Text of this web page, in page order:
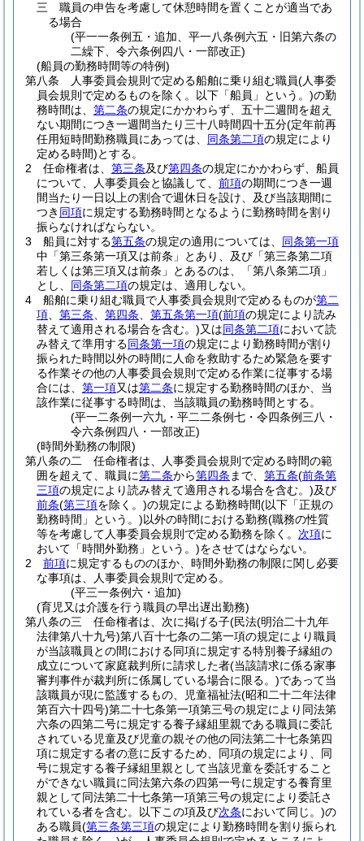
三
職員の申告を考慮して休憩時間を置くことが適当であ
る場合
(平一一条例五・追加、平一八条例六五・旧第六条の
二繰下、令六条例四八・一部改正)
(船員の勤務時間等の特例)
第八条
人事委員会規則で定める船舶に乗り組む職員(人事委
員会規則で定めるものを除く。以下「船員」という。)の勤
務時間は、 第二条の規定にかかわらず、五十二週間を超え
ない期間につき一週間当たり三十八時間四十五分(定年前再
任用短時間勤務職員にあっては、 同条第二項の規定により
定める時間)とする。
2
任命権者は、 第三条及び第四条の規定にかかわらず、船員
について、人事委員会と協議して、 前項の期間につき一週
間当たり一日以上の割合で週休日を設け、及び当該期間に
つき 同項に規定する勤務時間となるように勤務時間を割り
振らなければならない。
3
船員に対する第五条の規定の適用については、 同条第一項
中「第三条第一項又は前条」とあり、及び「第三条第二項
若しくは第三項又は前条」とあるのは、「第八条第二項」
とし、 同条第二項の規定は、適用しない。
4
船舶に乗り組む職員で人事委員会規則で定めるものが第二
項
第三条 第四条 第五条第一項(前項の規定により読み
替えて適用される場合を含む。)又は同条第二項において読
み替えて準用する同条第一項の規定により勤務時間が割り
振られた時間以外の時間に人命を救助するため緊急を要す
る作業その他の人事委員会規則で定める作業に従事する場
合には、 第一項又は第二条に規定する勤務時間のほか、当
該作業に従事する時間は、当該職員の勤務時間とする。
(平一二条例一六九・平二二条例七・令四条例三八・
令六条例四八・一部改正)
(時間外勤務の制限)
第八条の二
任命権者は、人事委員会規則で定める時間の範
囲を超えて、職員に第二条から第四条 まで、 第五条(前条第
三項の規定により読み替えて適用される場合を含む。)及び
前条(第三項を除く。)の規定による勤務時間(以下「正規の
勤務時間」という。)以外の時間における勤務(職務の性質
等を考慮して人事委員会規則で定める勤務を除く。 次項に
おいて「時間外勤務」という。)をさせてはならない。
2
前項に規定するもののほか、時間外勤務の制限に関し必要
な事項は、人事委員会規則で定める。
(平三一条例六・追加)
(育児又は介護を行う職員の早出遅出勤務)
第八条の三
任命権者は、次に掲げる子(民法(明治二十九年
法律第八十九号)第八百十七条の二第一項の規定により職員
が当該職員との間における同項に規定する特別養子縁組の
成立について家庭裁判所に請求した者(当該請求に係る家事
審判事件が裁判所に係属している場合に限る。)であって当
該職員が現に監護するもの、児童福祉法(昭和二十二年法律
第百六十四号)第二十七条第一項第三号の規定により同法第
六条の四第二号に規定する養子縁組里親である職員に委託
されている児童及び児童の親その他の同法第二十七条第四
項に規定する者の意に反するため、同項の規定により、同
号に規定する養子縁組里親として当該児童を委託すること
ができない職員に同法第六条の四第一号に規定する養育里
親として同法第二十七条第一項第三号の規定により委託さ
れている者を含む。以下この項及び次条において同じ。)の
ある職員(第三条第三項の規定により勤務時間を割り振られ